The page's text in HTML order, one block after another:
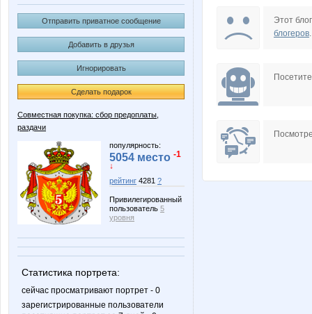
Отправить приватное сообщение
Добавить в друзья
Игнорировать
Сделать подарок
Совместная покупка: сбор предоплаты,
раздачи
популярность:
5054 место -1
↓
рейтинг 4281 ?
Привилегированный
пользователь 5
уровня
Статистика портрета:
сейчас просматривают портрет - 0
зарегистрированные пользователи
Lynx.pts
Этот
блогеров.